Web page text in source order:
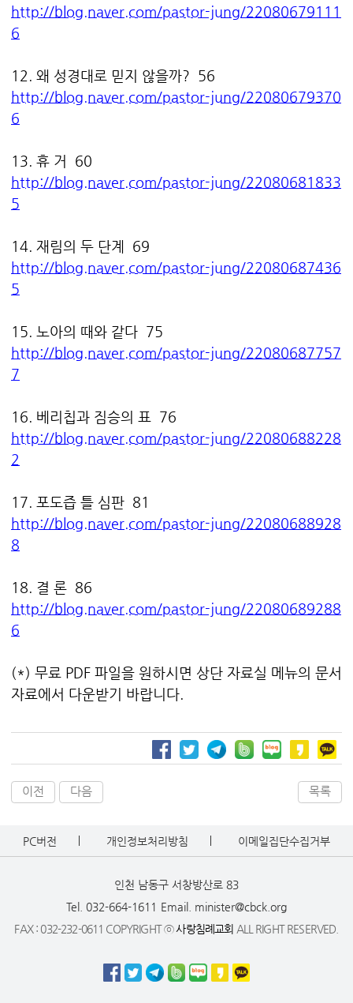
http://blog.naver.com/pastor-jung/22080679111
6
12. 왜 성경대로 믿지 않을까? 56
http://blog.naver.com/pastor-jung/22080679370
6
13. 휴 거 60
http://blog.naver.com/pastor-jung/22080681833
5
14. 재림의 두 단계 69
http://blog.naver.com/pastor-jung/22080687436
5
15. 노아의 때와 같다 75
http://blog.naver.com/pastor-jung/22080687757
7
16. 베리칩과 짐승의 표 76
http://blog.naver.com/pastor-jung/22080688228
2
17. 포도즙 틀 심판 81
http://blog.naver.com/pastor-jung/22080688928
8
18. 결 론 86
http://blog.naver.com/pastor-jung/22080689288
6
(*) 무료 PDF 파일을 원하시면 상단 자료실 메뉴의 문서
자료에서 다운받기 바랍니다.
이전 다음 목록
PC버전 개인정보처리방침 이메일집단수집거부
인천 남동구 서창방산로 83
Tel. 032-664-1611 Email. minister@cbck.org
FAX : 032-232-0611 COPYRIGHT ⓒ사랑침례교회 ALL RIGHT RESERVED.